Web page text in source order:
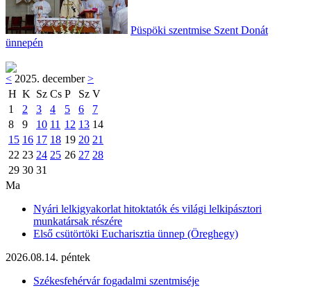
Püspöki szentmise Szent Donát
ünnepén
< 2025. december>
H K Sz Cs P Sz V
1
2 3 4 5 6
7
8
9 10 11 12 13 14
15 16 17 18 19 20 21
22 23 24 25 26 27 28
29 30 31
Ma
Nyári lelkigyakorlat hitoktatók és világi lelkipásztori
munkatársak részére
Első csütörtöki Eucharisztia ünnep (Öreghegy)
2026.08.14. péntek
Székesfehérvár fogadalmi szentmiséje